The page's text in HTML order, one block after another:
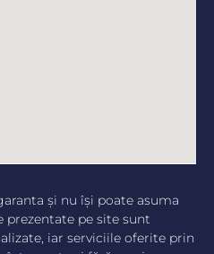
şi nu îşi poate asuma
prezentate pe site sunt
iar serviciile oferite prin